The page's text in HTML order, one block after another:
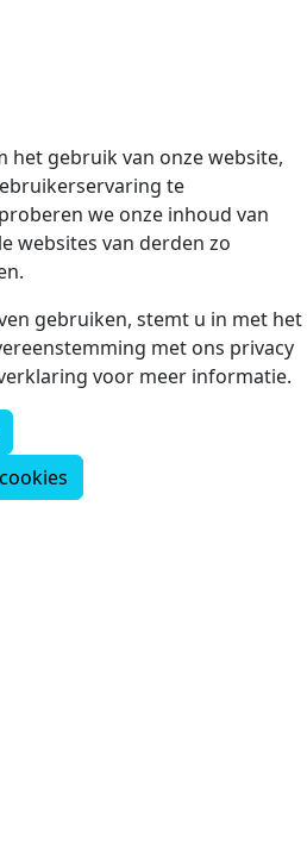
het gebruik van onze website,
te
we onze inhoud van
websites van derden zo
gebruiken, stemt u in met het
met ons privacy
voor meer informatie.